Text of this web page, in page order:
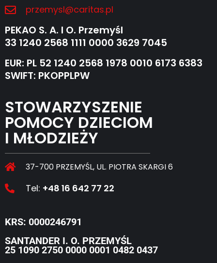
przemysl@caritas.pl
PEKAO S. A. I O. Przemyśl
33 1240 2568 1111 0000 3629 7045
EUR: PL 52 1240 2568 1978 0010 6173 6383
SWIFT: PKOPPLPW
STOWARZYSZENIE
POMOCY DZIECIOM
I MŁODZIEŻY
37-700 PRZEMYŚL, UL. PIOTRA SKARGI 6
Tel: +48 16 642 77 22
KRS: 0000246791
SANTANDER I. O. PRZEMYŚL
25 1090 2750 0000 0001 0482 0437